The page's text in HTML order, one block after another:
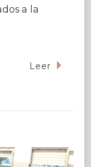
a la
Leer